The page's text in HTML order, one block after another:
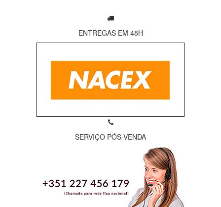
ENTREGAS EM 48H
SERVIÇO PÓS-VENDA